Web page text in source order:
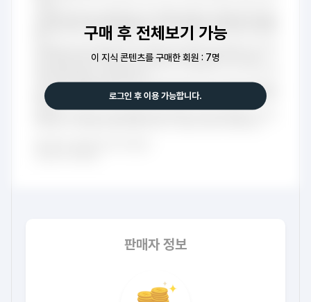
판매자 정보
구매 후 전체보기 가능
이 지식 콘텐츠를 구매한 회원 : 7명
로그인 후 이용 가능합니다.